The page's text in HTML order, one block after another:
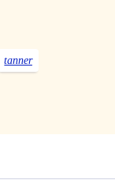
tanner